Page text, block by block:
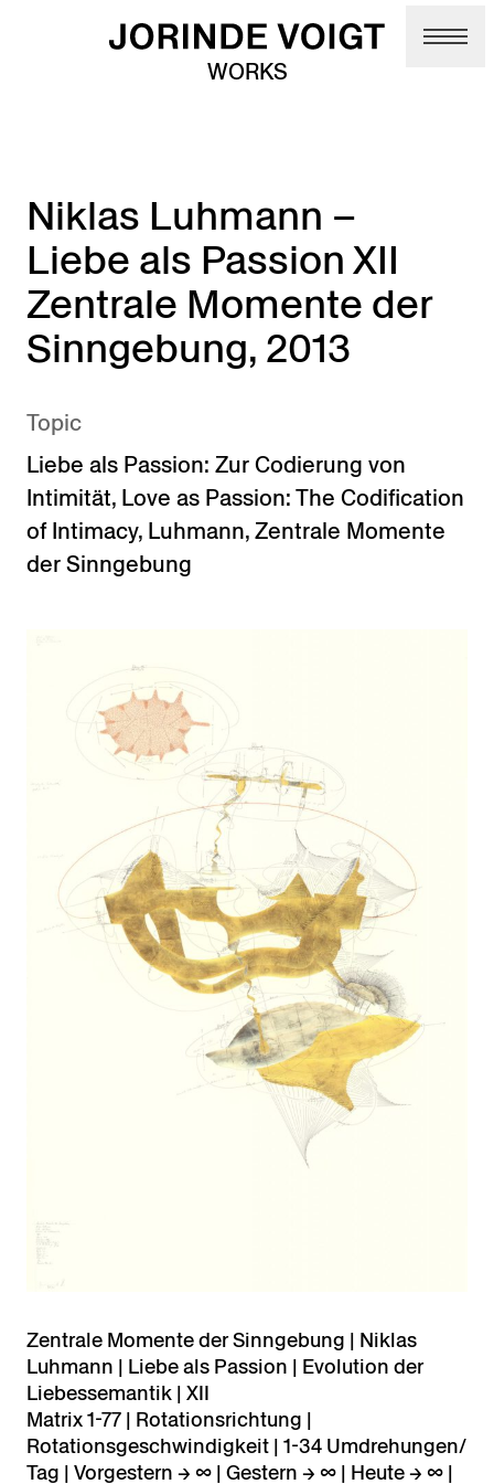
Skip to main content
WORKS
Niklas Luhmann –
Liebe als Passion XII
Zentrale Momente der
Sinngebung, 2013
Topic
Liebe als Passion: Zur Codierung von
Intimität, Love as Passion: The Codification
of Intimacy, Luhmann,Zentrale Momente
der Sinngebung
Zentrale Momente der Sinngebung | Niklas
Luhmann | Liebe als Passion | Evolution der
Liebessemantik | XII
Matrix 1-77 | Rotationsrichtung |
Rotationsgeschwindigkeit | 1-34 Umdrehungen/
Tag | Vorgestern → ∞ | Gestern → ∞ | Heute → ∞ |